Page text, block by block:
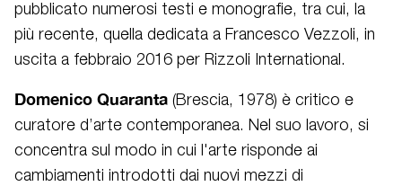
pubblicato numerosi testi e monografie, tra cui, la
più recente, quella dedicata a Francesco Vezzoli, in
uscita a febbraio 2016 per Rizzoli International.
Domenico Quaranta (Brescia, 1978) è critico e
curatore d’arte contemporanea. Nel suo lavoro, si
concentra sul modo in cui l'arte risponde ai
cambiamenti introdotti dai nuovi mezzi di